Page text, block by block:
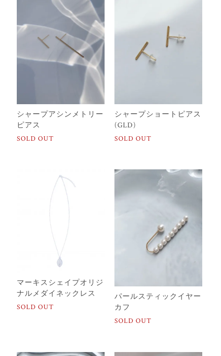
シャープアシンメトリー
ピアス
SOLD OUT
シャープショートピアス
(GLD)
SOLD OUT
マーキスシェイプオリジ
ナルメダイネックレス
SOLD OUT
パールスティックイヤー
カフ
SOLD OUT